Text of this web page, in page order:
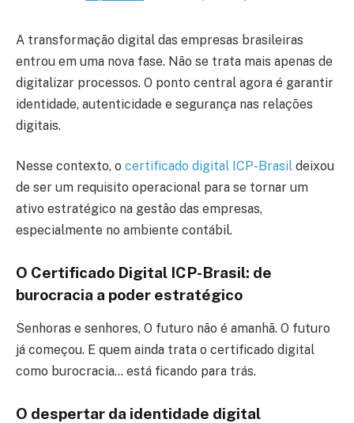
A transformação digital das empresas brasileiras
entrou em uma nova fase. Não se trata mais apenas de
digitalizar processos. O ponto central agora é garantir
identidade, autenticidade e segurança nas relações
digitais.
Nesse contexto, o certificado digital ICP-Brasil deixou
de ser um requisito operacional para se tornar um
ativo estratégico na gestão das empresas,
especialmente no ambiente contábil.
O Certificado Digital ICP-Brasil: de
burocracia a poder estratégico
Senhoras e senhores, O futuro não é amanhã. O futuro
já começou. E quem ainda trata o certificado digital
como burocracia… está ficando para trás.
O despertar da identidade digital